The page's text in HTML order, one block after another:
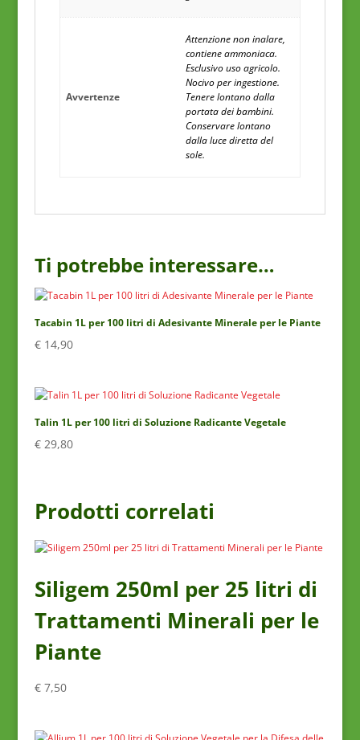
Avvertenze
Attenzione non inalare,
contiene ammoniaca.
Esclusivo uso agricolo.
Nocivo per ingestione.
Tenere lontano dalla
portata dei bambini.
Conservare lontano
dalla luce diretta del
sole.
Ti potrebbe interessare…
Tacabin 1L per 100 litri di Adesivante Minerale per le Piante
€14,90
Talin 1L per 100 litri di Soluzione Radicante Vegetale
€29,80
Prodotti correlati
Siligem 250ml per 25 litri di
Trattamenti Minerali per le
Piante
€7,50